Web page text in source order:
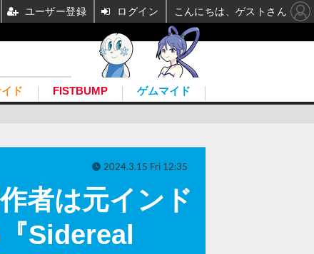
ド FISTBUMP ゲムマイド
者は元インド
Sidereal
2024.3.15 Fri 12:35
ユーザー登録 ログイン こんにちは、ゲストさん